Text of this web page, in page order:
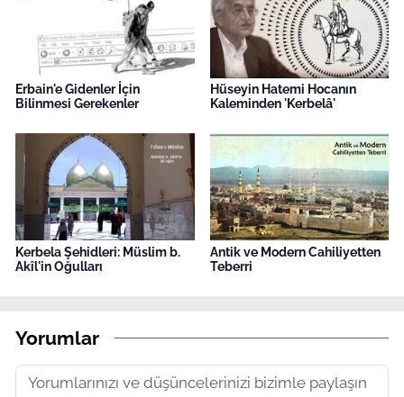
Erbain'e Gidenler İçin
Bilinmesi Gerekenler
Hüseyin Hatemi Hocanın
Kaleminden 'Kerbelâ'
Kerbela Şehidleri: Müslim b.
Akîl'in Oğulları
Antik ve Modern Cahiliyetten
Teberri
Yorumlar